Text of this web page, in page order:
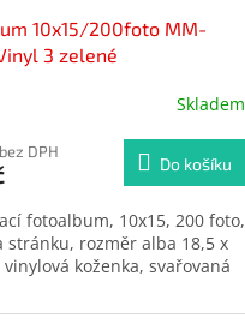
10x15/200foto MM-
3 zelené
Skladem
DPH
Do košíku
fotoalbum, 10x15, 200 foto,
stránku, rozměr alba 18,5 x
koženka, svařovaná